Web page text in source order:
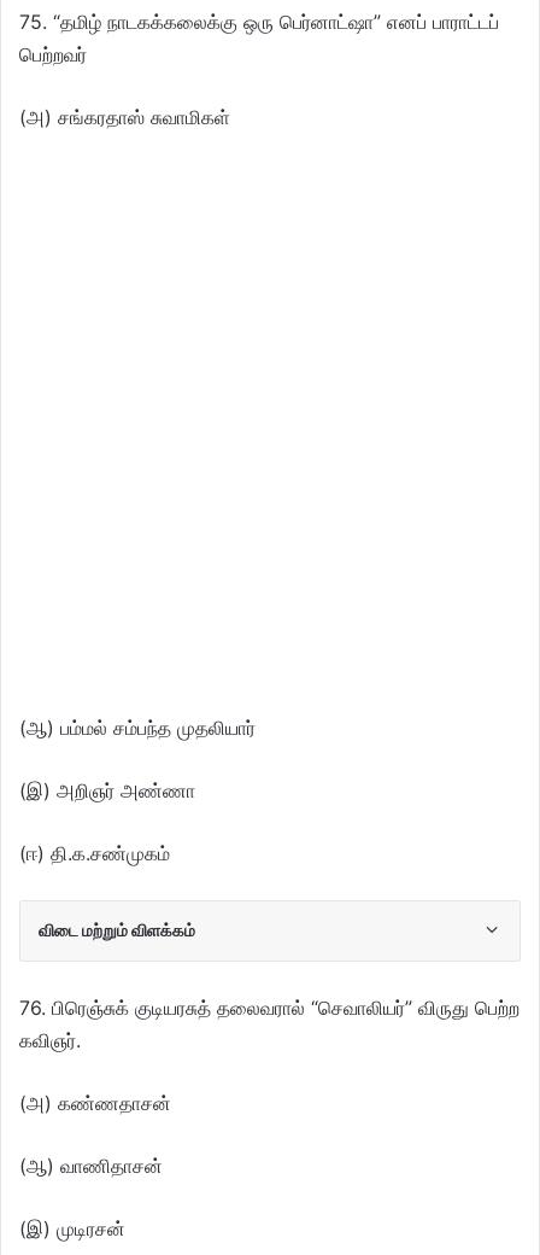
75. “தமிழ் நாடகக்கலைக்கு ஒரு பெர்னாட்ஷா” எனப் பாராட்டப்
பெற்றவர்
(அ) சங்கரதாஸ் சுவாமிகள்
(ஆ) பம்மல் சம்பந்த முதலியார்
(இ) அறிஞர் அண்ணா
(ஈ) தி.க.சண்முகம்
விடை மற்றும் விளக்கம்
76. பிரெஞ்சுக் குடியரசுத் தலைவரால் “செவாலியர்” விருது பெற்ற
கவிஞர்.
(அ) கண்ணதாசன்
(ஆ) வாணிதாசன்
(இ) முடிரசன்